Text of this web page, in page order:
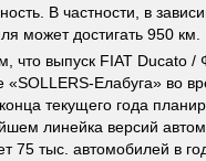
В частности, в
может достигать 950 км.
что выпуск FIAT Ducato /
«SOLLERS-Елабуга» во
текущего года
линейка версий
75 тыс. автомобилей в